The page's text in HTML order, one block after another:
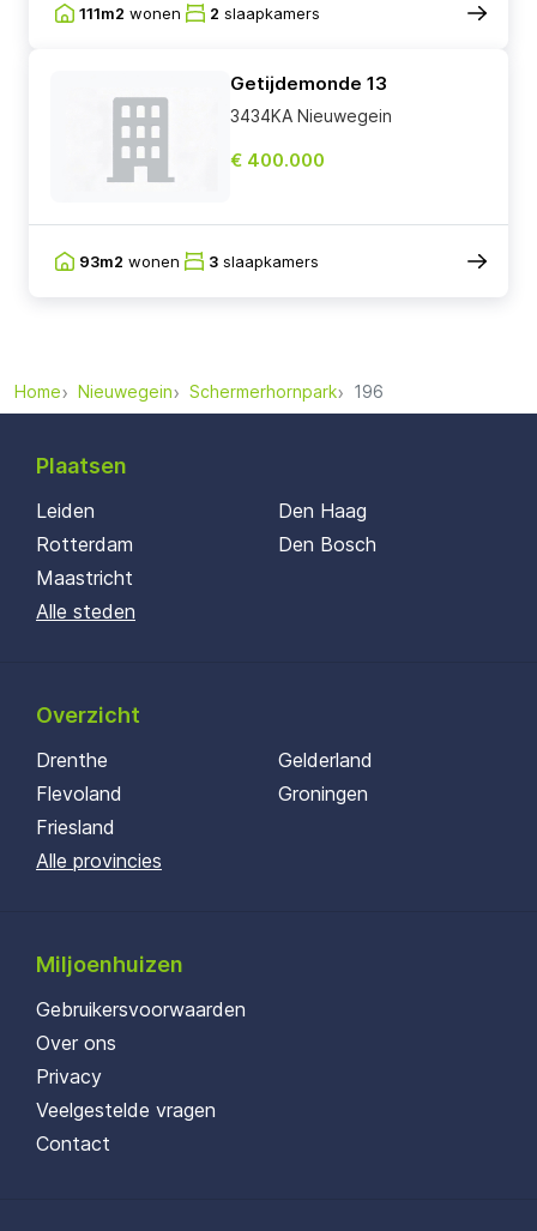
111m2 wonen 2 slaapkamers
Getijdemonde 13
3434KA Nieuwegein
€ 400.000
93m2 wonen 3 slaapkamers
Home Nieuwegein Schermerhornpark 196
Plaatsen
Leiden
Rotterdam
Maastricht
Den Haag
Den Bosch
Alle steden
Overzicht
Drenthe
Flevoland
Friesland
Gelderland
Groningen
Alle provincies
Miljoenhuizen
Gebruikersvoorwaarden
Over ons
Privacy
Veelgestelde vragen
Contact